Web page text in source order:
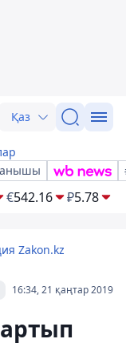
Қаз
€542.16 ₽5.78
Zakon.kz
16:34, 21 қаңтар 2019